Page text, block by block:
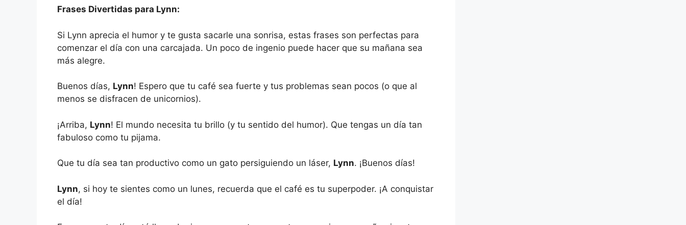
Frases Divertidas para Lynn:
Si Lynn aprecia el humor y te gusta sacarle una sonrisa, estas frases son perfectas para
comenzar el día con una carcajada. Un poco de ingenio puede hacer que su mañana sea
más alegre.
Buenos días, Lynn! Espero que tu café sea fuerte y tus problemas sean pocos (o que al
menos se disfracen de unicornios).
¡Arriba, Lynn! El mundo necesita tu brillo (y tu sentido del humor). Que tengas un día tan
fabuloso como tu pijama.
Que tu día sea tan productivo como un gato persiguiendo un láser, Lynn. ¡Buenos días!
Lynn, si hoy te sientes como un lunes, recuerda que el café es tu superpoder. ¡A conquistar
el día!